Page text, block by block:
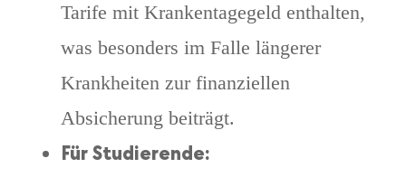
Tarife mit Krankentagegeld enthalten,
was besonders im Falle längerer
Krankheiten zur finanziellen
Absicherung beiträgt.
Für Studierende: